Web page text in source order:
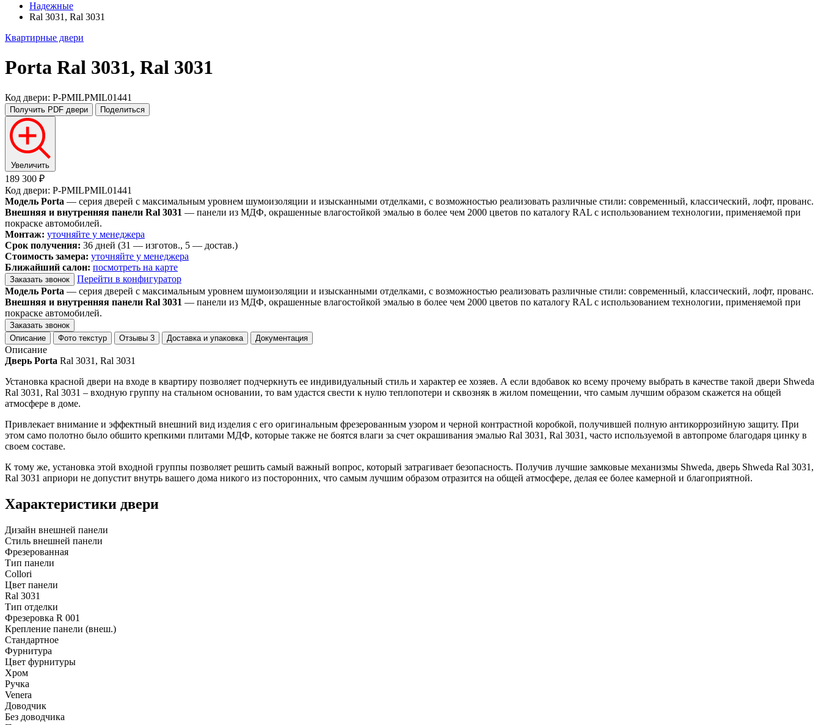
Надежные
Ral 3031, Ral 3031
Квартирные двери
Porta Ral 3031, Ral 3031
Код двери: P-PMILPMIL01441
Получить PDF двери Поделиться
Увеличить
189 300 ₽
Код двери: P-PMILPMIL01441
Модель Porta — серия дверей с максимальным уровнем шумоизоляции и изысканными отделками, с возможностью реализовать различные стили: современный, классический, лофт, прованс.
Внешняя и внутренняя панели Ral 3031 — панели из МДФ, окрашенные влагостойкой эмалью в более чем 2000 цветов по каталогу RAL с использованием технологии, применяемой при
покраске автомобилей.
Монтаж: уточняйте у менеджера
Срок получения: 36 дней (31 — изготов., 5 — достав.)
Стоимость замера: уточняйте у менеджера
Ближайший салон: посмотреть на карте
Заказать звонок
Перейти в конфигуратор
Модель Porta — серия дверей с максимальным уровнем шумоизоляции и изысканными отделками, с возможностью реализовать различные стили: современный, классический, лофт, прованс.
Внешняя и внутренняя панели Ral 3031 — панели из МДФ, окрашенные влагостойкой эмалью в более чем 2000 цветов по каталогу RAL с использованием технологии, применяемой при
покраске автомобилей.
Заказать звонок
Описание
Фото текстур Отзывы 3 Доставка и упаковка Документация
Описание
Дверь Porta Ral 3031, Ral 3031
Установка красной двери на входе в квартиру позволяет подчеркнуть ее индивидуальный стиль и характер ее хозяев. А если вдобавок ко всему прочему выбрать в качестве такой двери Shweda
Ral 3031, Ral 3031 – входную группу на стальном основании, то вам удастся свести к нулю теплопотери и сквозняк в жилом помещении, что самым лучшим образом скажется на общей
атмосфере в доме.
Привлекает внимание и эффектный внешний вид изделия с его оригинальным фрезерованным узором и черной контрастной коробкой, получившей полную антикоррозийную защиту. При
этом само полотно было обшито крепкими плитами МДФ, которые также не боятся влаги за счет окрашивания эмалью Ral 3031, Ral 3031, часто используемой в автопроме благодаря цинку в
своем составе.
К тому же, установка этой входной группы позволяет решить самый важный вопрос, который затрагивает безопасность. Получив лучшие замковые механизмы Shweda, дверь Shweda Ral 3031,
Ral 3031 априори не допустит внутрь вашего дома никого из посторонних, что самым лучшим образом отразится на общей атмосфере, делая ее более камерной и благоприятной.
Характеристики двери
Дизайн внешней панели
Стиль внешней панели
Фрезерованная
Тип панели
Collori
Цвет панели
Ral 3031
Тип отделки
Фрезеровка R 001
Крепление панели (внеш.)
Стандартное
Фурнитура
Цвет фурнитуры
Хром
Ручка
Venera
Доводчик
Без доводчика